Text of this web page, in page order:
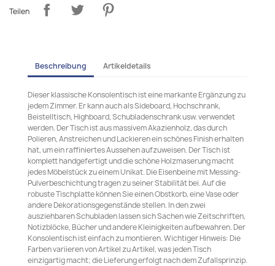
Teilen
Beschreibung Artikeldetails
Dieser klassische Konsolentisch ist eine markante Ergänzung zu
jedem Zimmer. Er kann auch als Sideboard, Hochschrank,
Beistelltisch, Highboard, Schubladenschrank usw. verwendet
werden. Der Tisch ist aus massivem Akazienholz, das durch
Polieren, Anstreichen und Lackieren ein schönes Finish erhalten
hat, um ein raffiniertes Aussehen aufzuweisen. Der Tisch ist
komplett handgefertigt und die schöne Holzmaserung macht
jedes Möbelstück zu einem Unikat. Die Eisenbeine mit Messing-
Pulverbeschichtung tragen zu seiner Stabilität bei. Auf die
robuste Tischplatte können Sie einen Obstkorb, eine Vase oder
andere Dekorationsgegenstände stellen. In den zwei
ausziehbaren Schubladen lassen sich Sachen wie Zeitschriften,
Notizblöcke, Bücher und andere Kleinigkeiten aufbewahren. Der
Konsolentisch ist einfach zu montieren. Wichtiger Hinweis: Die
Farben variieren von Artikel zu Artikel, was jeden Tisch
einzigartig macht; die Lieferung erfolgt nach dem Zufallsprinzip.